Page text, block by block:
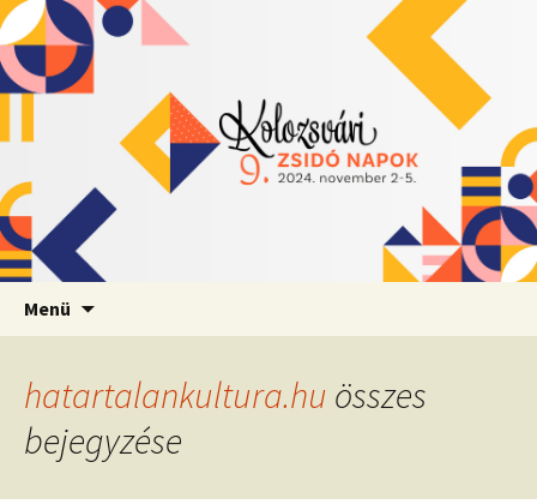
Menü
a
tartalomhoz
hatartalankultura.hu összes
bejegyzése